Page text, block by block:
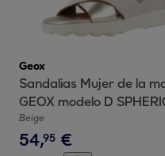
Geox
Sandalias Mujer de la
GEOX modelo D SPHERICA
EC6 C BEIS
Beige
54,95 €